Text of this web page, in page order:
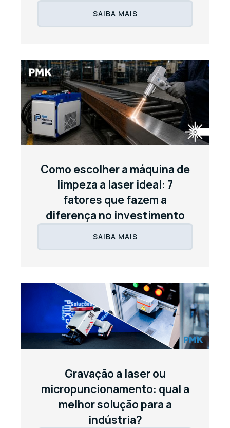
SAIBA MAIS
Como escolher a máquina de
limpeza a laser ideal: 7
fatores que fazem a
diferença no investimento
SAIBA MAIS
Gravação a laser ou
micropuncionamento: qual a
melhor solução para a
indústria?